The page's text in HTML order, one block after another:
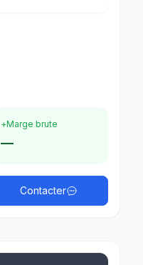
+Marge brute
—
Contacter